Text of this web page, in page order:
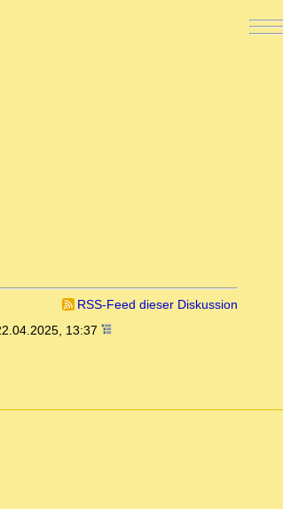
RSS-Feed dieser Diskussion
13:37